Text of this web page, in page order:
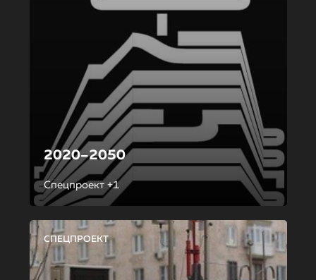
2020–2050
Спецпроект +1
СПЕЦПРОЕКТ